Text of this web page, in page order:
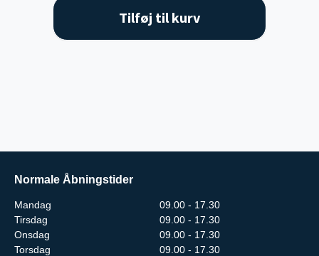
Tilføj til kurv
Normale Åbningstider
Mandag
09.00 - 17.30
Tirsdag
09.00 - 17.30
Onsdag
09.00 - 17.30
Torsdag
09.00 - 17.30